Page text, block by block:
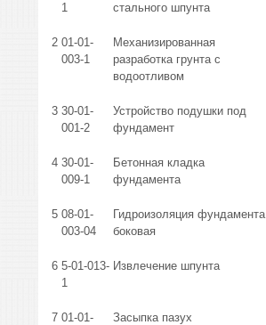
1
стального шпунта
2 01-01-
003-1
Механизированная
разработка грунта с
водоотливом
3 30-01-
001-2
Устройство подушки под
фундамент
4 30-01-
009-1
Бетонная кладка
фундамента
5 08-01-
003-04
Гидроизоляция фундамента
боковая
6 5-01-013-
1
Извлечение шпунта
7 01-01-
Засыпка пазух